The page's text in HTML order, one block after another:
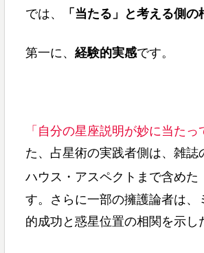
では、 「当たる」と考える側の
第一に、 経験的実感です。
「自分の星座説明が妙に当た
た、占星術の実践者側は、雑誌
ハウス・アスペクトまで含めた
す。さらに一部の擁護論者は、
的成功と惑星位置の相関を示し